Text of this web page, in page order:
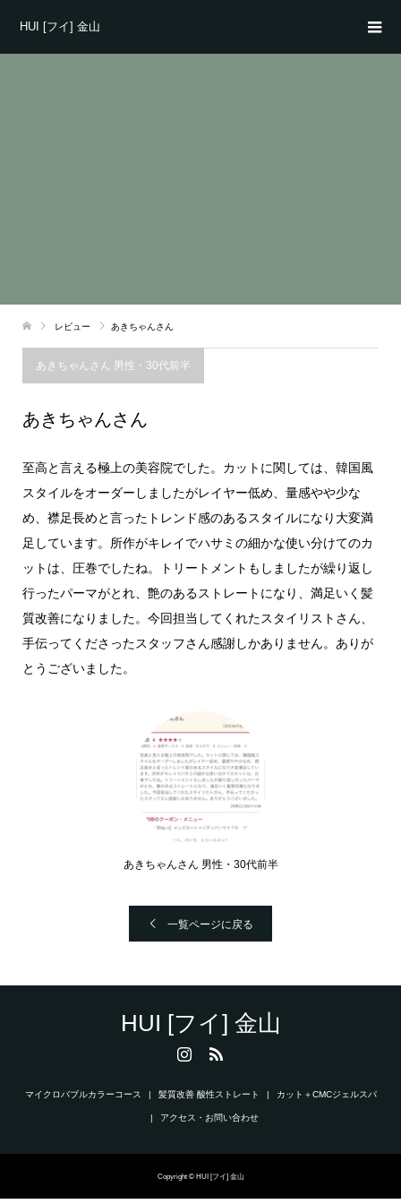
HUI [フイ] 金山
レビュー あきちゃんさん
あきちゃんさん 男性・30代前半
あきちゃんさん
至高と言える極上の美容院でした。カットに関しては、韓国風
スタイルをオーダーしましたがレイヤー低め、量感やや少な
め、襟足長めと言ったトレンド感のあるスタイルになり大変満
足しています。所作がキレイでハサミの細かな使い分けてのカ
ットは、圧巻でしたね。トリートメントもしましたが繰り返し
行ったパーマがとれ、艶のあるストレートになり、満足いく髪
質改善になりました。今回担当してくれたスタイリストさん、
手伝ってくださったスタッフさん感謝しかありません。ありが
とうございました。
あきちゃんさん 男性・30代前半
一覧ページに戻る
HUI [フイ] 金山
マイクロバブルカラーコース 髪質改善 酸性ストレート カット＋CMCジェルスパ
アクセス・お問い合わせ
Copyright © HUI [フイ] 金山